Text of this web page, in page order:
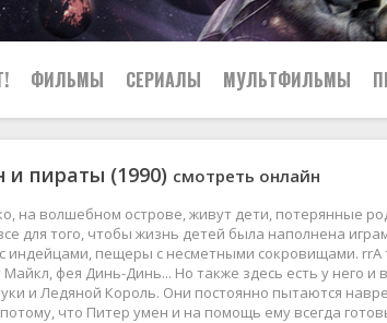
ФИЛЬМЫ СЕРИАЛЫ МУЛЬТФИЛЬМЫ
и пираты (1990) смотреть онлайн
на волшебном острове, живут дети, потерянные
для того, чтобы жизнь детей была наполнена
индейцами, пещеры с несметными сокровищами. rrА
фея Динь-Динь... Но также здесь есть у него
и Ледяной Король. Они постоянно пытаются
что Питер умен и на помощь ему всегда